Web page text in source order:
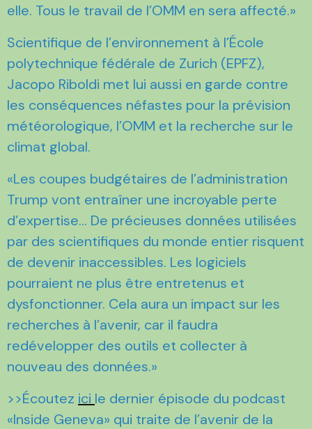
elle. Tous le travail de l’OMM en sera affecté.»
Scientifique de l’environnement à l’École
polytechnique fédérale de Zurich (EPFZ),
Jacopo Riboldi met lui aussi en garde contre
les conséquences néfastes pour la prévision
météorologique, l’OMM et la recherche sur le
climat global.
«Les coupes budgétaires de l’administration
Trump vont entraîner une incroyable perte
d’expertise… De précieuses données utilisées
par des scientifiques du monde entier risquent
de devenir inaccessibles. Les logiciels
pourraient ne plus être entretenus et
dysfonctionner. Cela aura un impact sur les
recherches à l’avenir, car il faudra
redévelopper des outils et collecter à
nouveau des données.»
>>Écoutez ici le dernier épisode du podcast
«Inside Geneva» qui traite de l’avenir de la